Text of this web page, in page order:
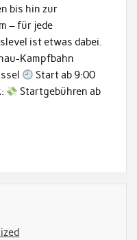
bis hin zur
– für jede
ist etwas dabei.
Kampfbahn
Start ab 9:00
Startgebühren ab